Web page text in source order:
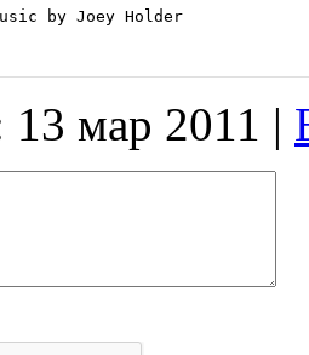
by Joey Holder
13 мар 2011 |